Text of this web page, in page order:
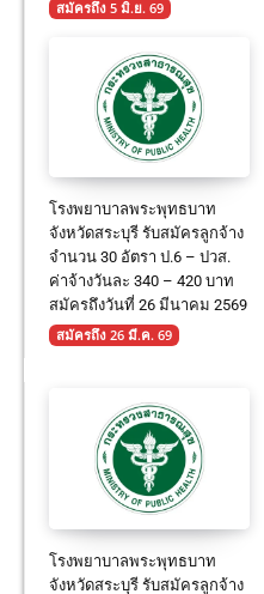
สมัครถึง 5 มิ.ย. 69
โรงพยาบาลพระพุทธบาท
จังหวัดสระบุรี รับสมัครลูกจ้าง
จำนวน 30 อัตรา ป.6 – ปวส.
ค่าจ้างวันละ 340 – 420 บาท
สมัครถึงวันที่ 26 มีนาคม 2569
สมัครถึง 26 มี.ค. 69
โรงพยาบาลพระพุทธบาท
จังหวัดสระบุรี รับสมัครลูกจ้าง